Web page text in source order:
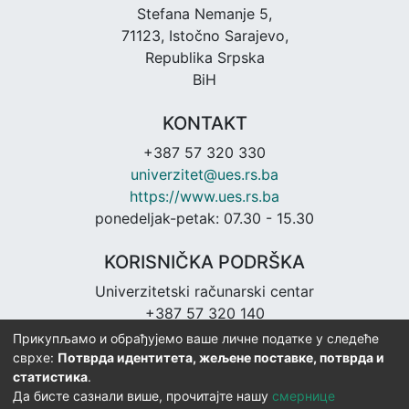
Stefana Nemanje 5,
71123, Istočno Sarajevo,
Republika Srpska
BiH
KONTAKT
+387 57 320 330
univerzitet@ues.rs.ba
https://www.ues.rs.ba
ponedeljak-petak: 07.30 - 15.30
KORISNIČKA PODRŠKA
Univerzitetski računarski centar
+387 57 320 140
urc@ues.rs.ba
https://urc.ues.rs.ba
Прикупљамо и обрађујемо ваше личне податке у следеће
сврхе: Потврда идентитета, жељене поставке, потврда и
статистика.
Да бисте сазнали више, прочитајте нашу смернице